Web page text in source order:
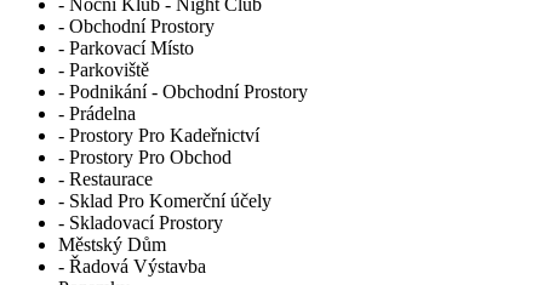
- Noční Klub - Night Club
- Obchodní Prostory
- Parkovací Místo
- Parkoviště
- Podnikání - Obchodní Prostory
- Prádelna
- Prostory Pro Kadeřnictví
- Prostory Pro Obchod
- Restaurace
- Sklad Pro Komerční účely
- Skladovací Prostory
Městský Dům
- Řadová Výstavba